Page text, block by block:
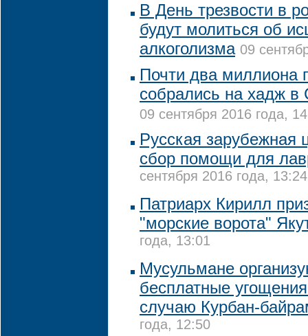
В День трезвости в
будут молиться об
алкоголизма 09
Почти два миллиона
собрались на хадж в
09 сентября 2016 года,
Русская зарубежная
сбор помощи для
сентября 2016 года, 13:24
Патриарх Кирилл
"морские ворота"
года, 13:01
Мусульмане
бесплатные
случаю Курбан-
года, 12:50